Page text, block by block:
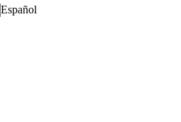
Español